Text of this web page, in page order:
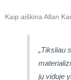
Kaip aiškina Allan
„Tiksliau
jų viduje